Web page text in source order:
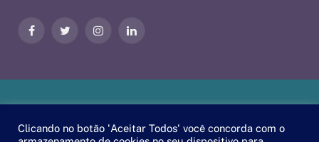
FacebookTwitter InstagramLinkedIn
Árabe | ByEscaEsco.
Clicando no botão 'Aceitar Todos' você concorda com o